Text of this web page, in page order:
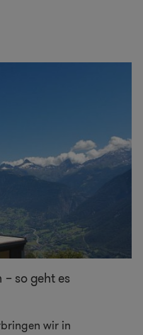
so geht es
wir in